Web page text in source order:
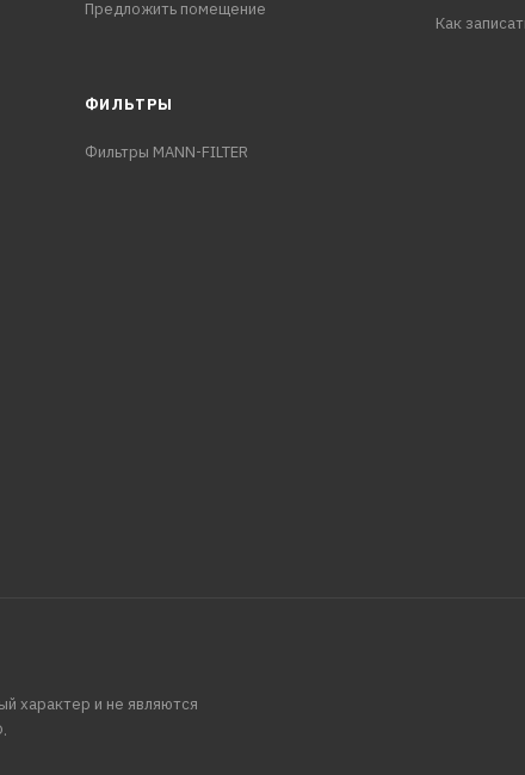
Предложить помещение
Как
ФИЛЬТРЫ
Фильтры MANN-FILTER
характер и не являются